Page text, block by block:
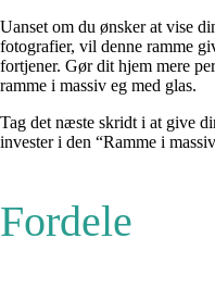
Uanset om du ønsker at vise
fotografier, vil denne ramme
fortjener. Gør dit hjem mere
ramme i massiv eg med glas.
Tag det næste skridt i at give
invester i den “Ramme i
Fordele